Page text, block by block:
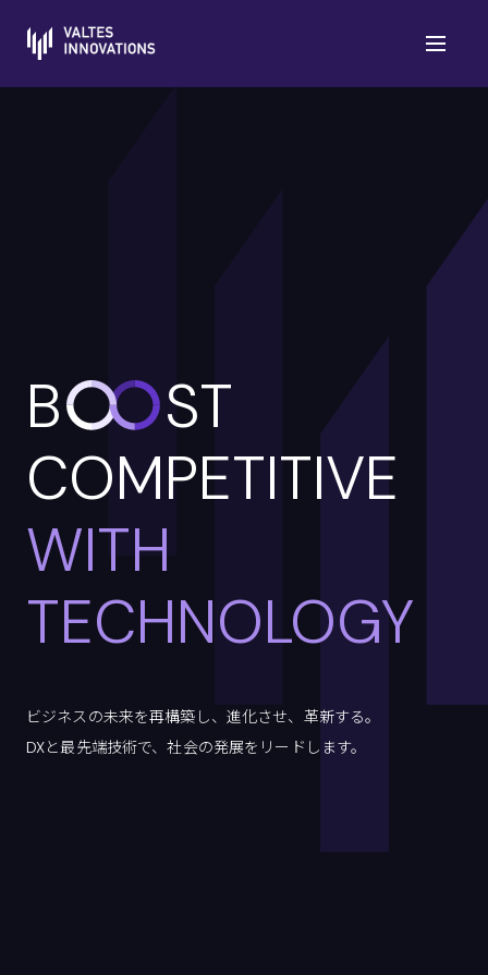
B
ST
COMPETITIVE
WITH
TECHNOLO
ビジネスの未来を再構築し、進化させ、革新する。
DXと最先端技術で、社会の発展をリードします。